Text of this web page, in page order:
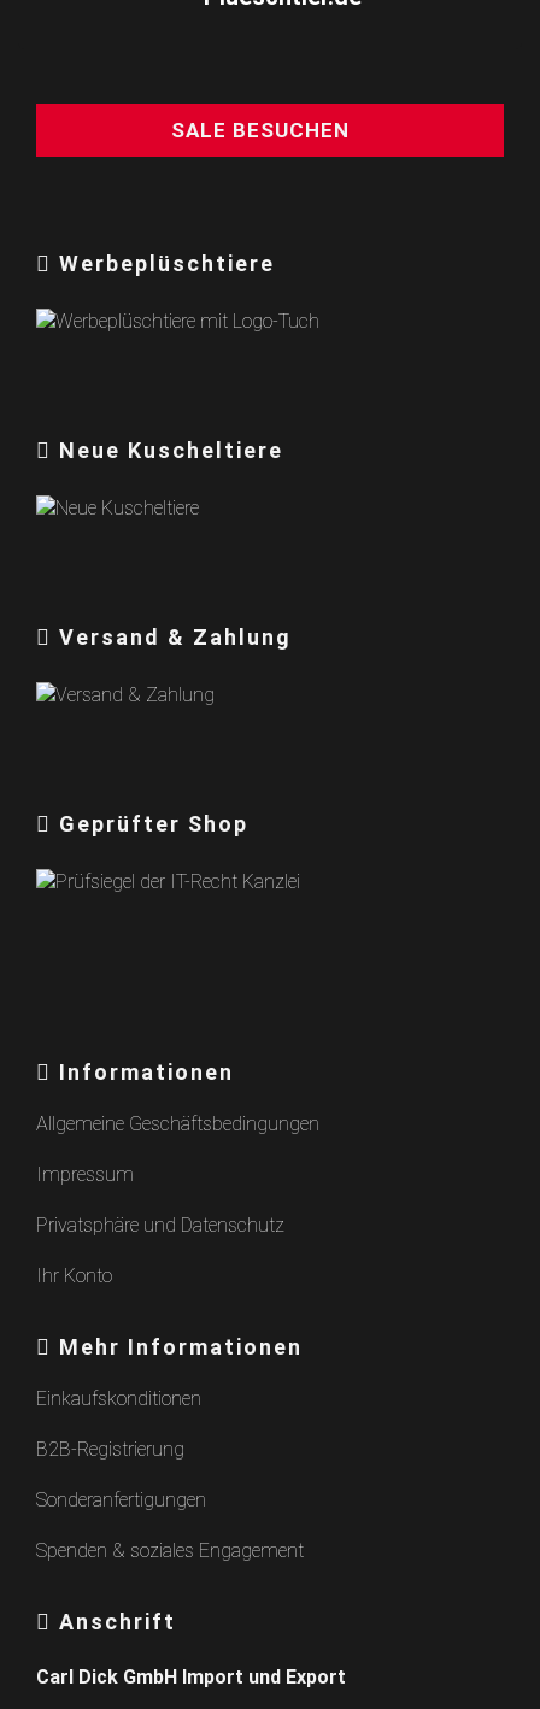
SALE BESUCHEN
Werbeplüschtiere
Neue Kuscheltiere
Versand & Zahlung
Geprüfter Shop
Informationen
Allgemeine Geschäftsbedingungen
Impressum
Privatsphäre und Datenschutz
Ihr Konto
Mehr Informationen
Einkaufskonditionen
B2B-Registrierung
Sonderanfertigungen
Spenden & soziales Engagement
Anschrift
Carl Dick GmbH Import und Export